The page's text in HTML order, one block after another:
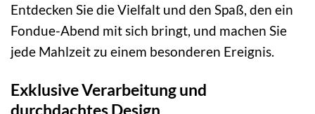
Entdecken Sie die Vielfalt und den Spaß, den ein
Fondue-Abend mit sich bringt, und machen Sie
jede Mahlzeit zu einem besonderen Ereignis.
Exklusive Verarbeitung und
durchdachtes Design